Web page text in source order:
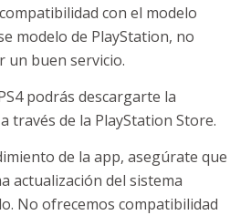
con el modelo
modelo de PlayStation, no
un buen servicio.
podrás descargarte la
través de la PlayStation Store.
de la app, asegúrate que
actualización del sistema
No ofrecemos compatibilidad